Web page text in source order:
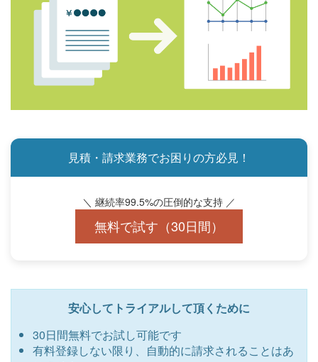
見積・請求業務でお困りの方必見！
＼ 継続率99.5%の圧倒的な支持 ／
無料で試す（30日間）
安心してトライアルして頂くために
30日間無料でお試し可能です
有料登録しない限り、自動的に請求されることはあ